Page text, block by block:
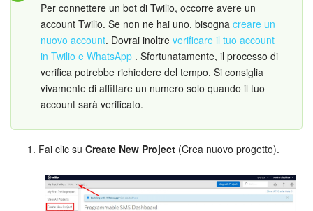
Enterprise
Bitrix24 On-Premise
Bitrix24 Messenger
Domande generali
INIZIA GRATIS
Per connettere un bot di Twilio, occorre avere un
account Twilio. Se non ne hai uno, bisogna creare un
nuovo account. Dovrai inoltre verificare il tuo account
in Twilio e WhatsApp . Sfortunatamente, il processo di
verifica potrebbe richiedere del tempo. Si consiglia
vivamente di affittare un numero solo quando il tuo
account sarà verificato.
Fai clic su Create New Project (Crea nuovo progetto).